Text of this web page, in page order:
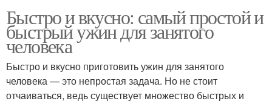
Быстро и вкусно: самый простой и
быстрый ужин для занятого
человека
Быстро и вкусно приготовить ужин для занятого
человека — это непростая задача. Но не стоит
отчаиваться, ведь существует множество быстрых и